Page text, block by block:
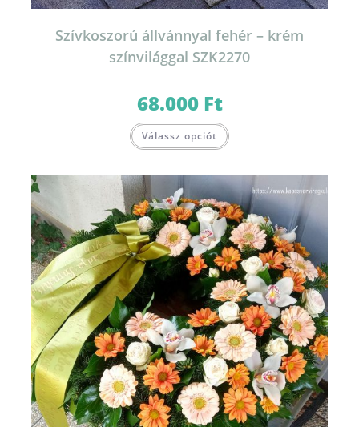
Szívkoszorú állvánnyal fehér – krém
színvilággal SZK2270
68.000 Ft
Válassz opciót